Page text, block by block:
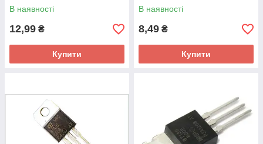
В наявності
12,99 ₴
Купити
В наявності
8,49 ₴
Купити